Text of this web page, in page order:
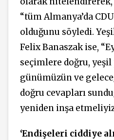
“tüm Almanya’da
olduğunu söyledi.
Felix Banaszak ise,
seçimlere doğru,
günümüzün ve
doğru cevapları
yeniden inşa
‘Endişeleri ciddiye